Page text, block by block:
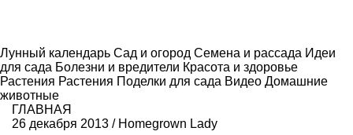
Лунный календарь Сад и огород Семена и рассада Идеи
для сада Болезни и вредители Красота и здоровье
Растения Растения Поделки для сада Видео Домашние
животные
ГЛАВНАЯ
26 декабря 2013 / Homegrown Lady